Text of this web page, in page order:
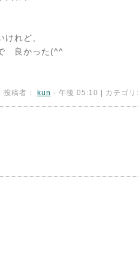
れど、
良かった(^^ゞ
投稿者： kun - 午後 05:10 | カテゴリ: